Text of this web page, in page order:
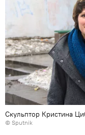
Скульптор Кристина
© Sputnik